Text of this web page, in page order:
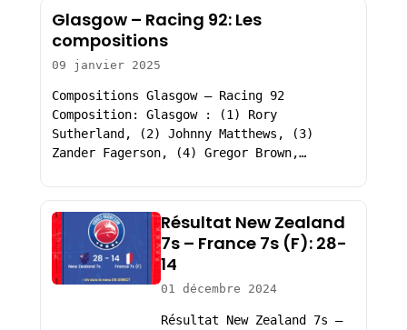
Glasgow – Racing 92: Les
compositions
09 janvier 2025
Compositions Glasgow – Racing 92
Composition: Glasgow : (1) Rory
Sutherland, (2) Johnny Matthews, (3)
Zander Fagerson, (4) Gregor Brown,…
Résultat New Zealand
7s – France 7s (F): 28-
14
01 décembre 2024
Résultat New Zealand 7s –